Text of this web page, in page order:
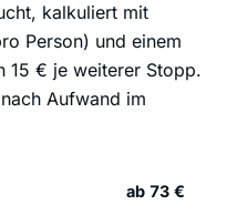
kalkuliert mit
Person) und einem
15 € je weiterer Stopp.
Aufwand im
ab 73 €